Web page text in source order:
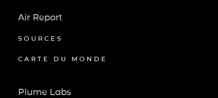
Air Report
SOURCES
CARTE DU MONDE
Plume Labs